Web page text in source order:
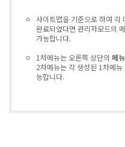
사이트맵을 기준으로 하여 각
완료되었다면 관리자모드의
가능합니다.
1차메뉴는 오른쪽 상단의 메
2차메뉴는 각 생성된 1차메뉴
능합니다.